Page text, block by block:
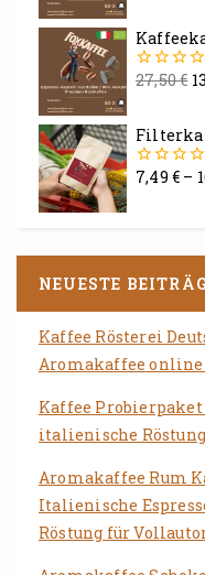
0
27,50€
0
7,49 € –
NEUESTE
Kaffee Rösterei
Aromakaffee
Kaffee
italienische
Aromakaffee Rum
Italienische
Röstung für